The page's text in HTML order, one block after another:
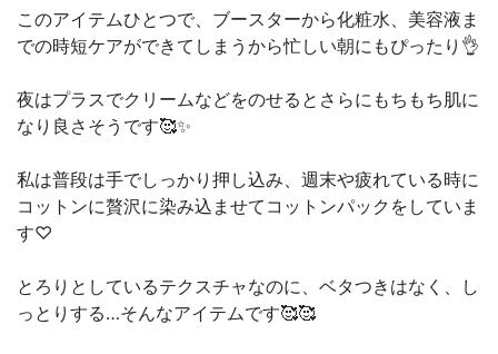
このアイテムひとつで、ブースターから化粧水、美容液ま
での時短ケアができてしまうから忙しい朝にもぴったり👌
夜はプラスでクリームなどをのせるとさらにもちもち肌に
なり良さそうです🥰✨
私は普段は手でしっかり押し込み、週末や疲れている時に
コットンに贅沢に染み込ませてコットンパックをしていま
す♡
とろりとしているテクスチャなのに、ベタつきはなく、し
っとりする…そんなアイテムです🥰🥰